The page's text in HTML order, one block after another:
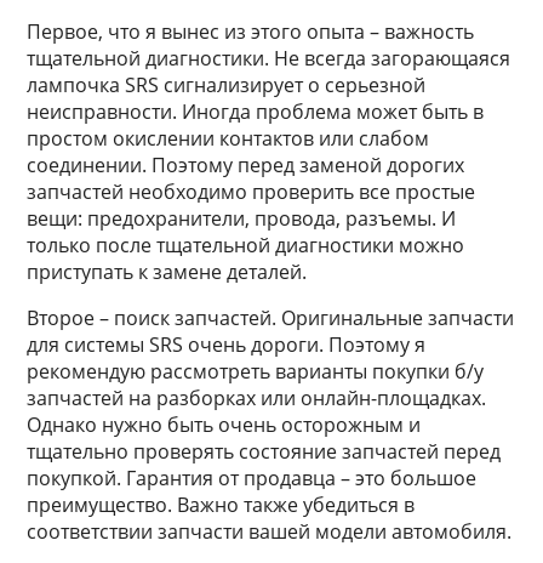
Первое, что я вынес из этого опыта – важность
тщательной диагностики. Не всегда загорающаяся
лампочка SRS сигнализирует о серьезной
неисправности. Иногда проблема может быть в
простом окислении контактов или слабом
соединении. Поэтому перед заменой дорогих
запчастей необходимо проверить все простые
вещи: предохранители, провода, разъемы. И
только после тщательной диагностики можно
приступать к замене деталей.
Второе – поиск запчастей. Оригинальные запчасти
для системы SRS очень дороги. Поэтому я
рекомендую рассмотреть варианты покупки б/у
запчастей на разборках или онлайн-площадках.
Однако нужно быть очень осторожным и
тщательно проверять состояние запчастей перед
покупкой. Гарантия от продавца – это большое
преимущество. Важно также убедиться в
соответствии запчасти вашей модели автомобиля.